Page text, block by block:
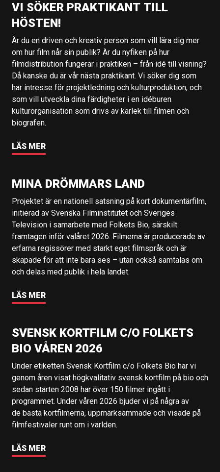
VI SÖKER PRAKTIKANT TILL
HÖSTEN!
Är du en driven och kreativ person som vill lära dig mer
om hur film når sin publik? Är du nyfiken på hur
filmdistribution fungerar i praktiken – från idé till visning?
Då kanske du är vår nästa praktikant. Vi söker dig som
har intresse för projektledning och kulturproduktion, och
som vill utveckla dina färdigheter i en idéburen
kulturorganisation som drivs av kärlek till filmen och
biografen.
LÄS MER
MINA DRÖMMARS LAND
Projektet är en nationell satsning på kort dokumentärfilm,
initierad av Svenska Filminstitutet och Sveriges
Television i samarbete med Folkets Bio, särskilt
framtagen inför valåret 2026. Filmerna är producerade av
erfarna regissörer med starkt eget filmspråk och är
skapade för att inte bara ses – utan också samtalas om
och delas med publik i hela landet.
LÄS MER
SVENSK KORTFILM C/O FOLKETS
BIO VÅREN 2026
Under etiketten Svensk Kortfilm c/o Folkets Bio har vi
genom åren visat högkvalitativ svensk kortfilm på bio och
sedan starten 2008 har över 150 filmer ingått i
programmet. Under våren 2026 bjuder vi på några av
de bästa kortfilmerna, uppmärksammade och visade på
filmfestivaler runt om i världen.
LÄS MER